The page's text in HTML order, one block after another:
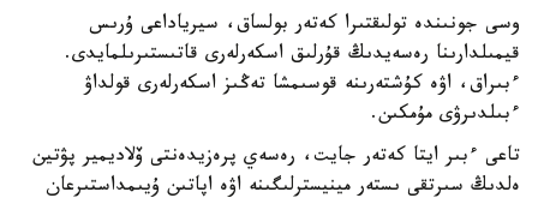
وسى جونىندە تولىقتىرا كەتەر بولساق، سيرياداعى ۇرىس
قيمىلدارىنا رەسەيدىڭ قۇرلىق اسكەرلەرى قاتىستىرىلمايدى.
ءبىراق، اۋە كۇشتەرىنە قوسىمشا تەڭىز اسكەرلەرى قولداۋ
ءبىلدىرۋى مۇمكىن.
تاعى ءبىر ايتا كەتەر جايت، رەسەي پرەزيدەنتى ۆلاديمير پۋتين
ەلدىڭ سىرتقى ىستەر مينيسترلىگىنە اۋە اپاتىن ۇيىمداستىرعان